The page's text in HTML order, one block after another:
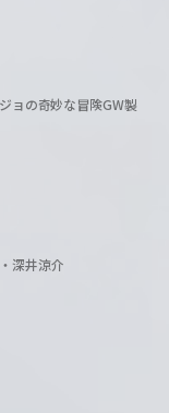
ョの奇妙な冒険GW製
深井涼介